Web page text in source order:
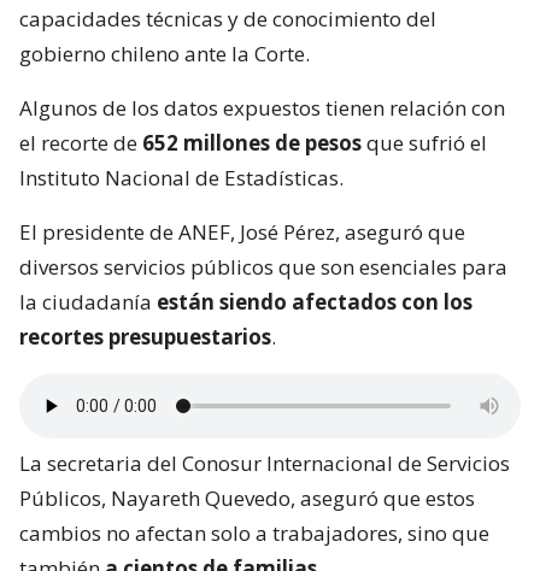
capacidades técnicas y de conocimiento del
gobierno chileno ante la Corte.
Algunos de los datos expuestos tienen relación con
el recorte de 652 millones de pesosque sufrió el
Instituto Nacional de Estadísticas.
El presidente de ANEF, José Pérez, aseguró que
diversos servicios públicos que son esenciales para
la ciudadanía están siendo afectados con los
recortes presupuestarios.
La secretaria del Conosur Internacional de Servicios
Públicos, Nayareth Quevedo, aseguró que estos
cambios no afectan solo a trabajadores, sino que